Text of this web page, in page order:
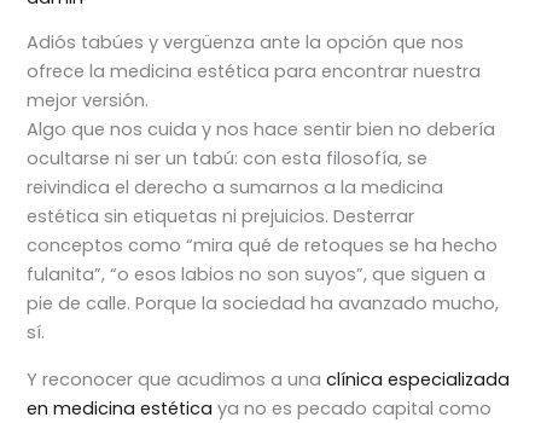
Adiós tabúes y vergüenza ante la opción que nos
ofrece la medicina estética para encontrar nuestra
mejor versión.
Algo que nos cuida y nos hace sentir bien no debería
ocultarse ni ser un tabú: con esta filosofía, se
reivindica el derecho a sumarnos a la medicina
estética sin etiquetas ni prejuicios. Desterrar
conceptos como “mira qué de retoques se ha hecho
fulanita”, “o esos labios no son suyos”, que siguen a
pie de calle. Porque la sociedad ha avanzado mucho,
sí.
Y reconocer que acudimos a unaclínica especializada
en medicina estética ya no es pecado capital como